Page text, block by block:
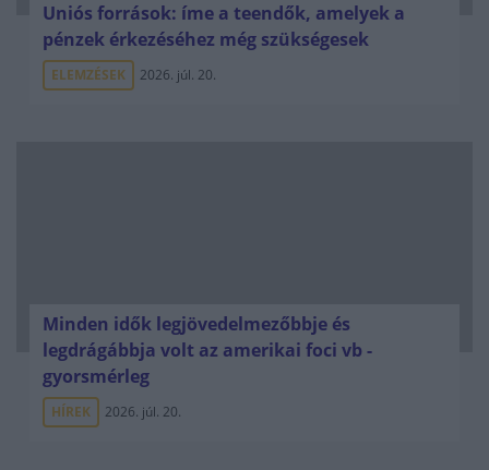
Uniós források: íme a teendők, amelyek a
pénzek érkezéséhez még szükségesek
ELEMZÉSEK 2026. júl. 20.
Minden idők legjövedelmezőbbje és
legdrágábbja volt az amerikai foci vb -
gyorsmérleg
HÍREK 2026. júl. 20.